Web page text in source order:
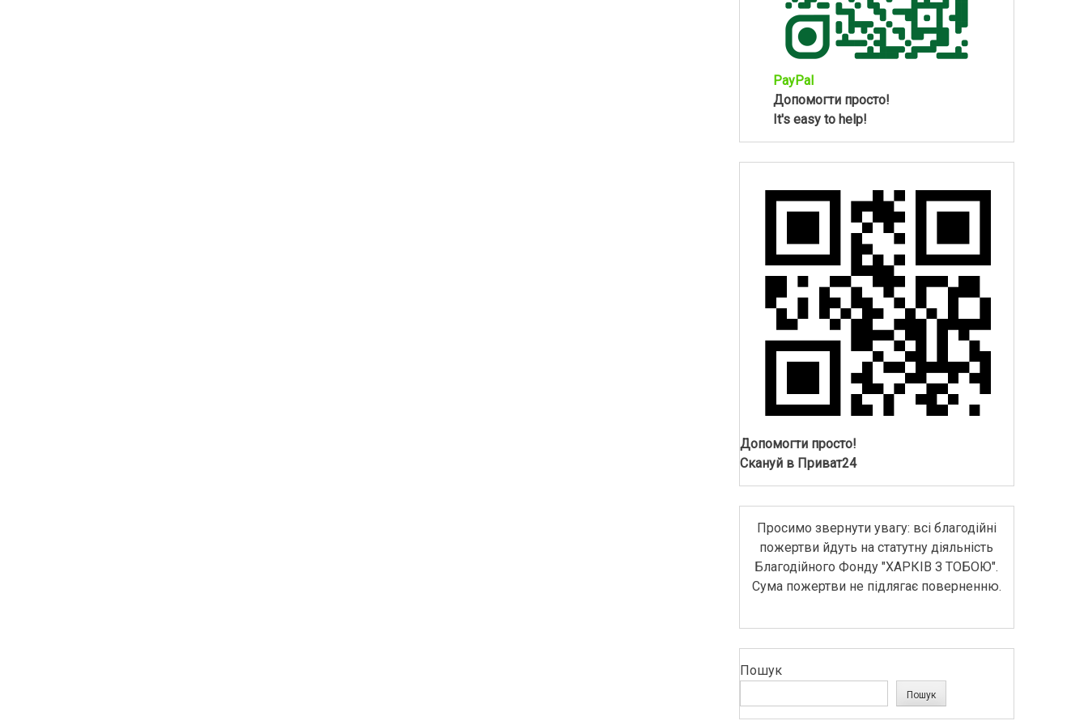
PayPal
Допомогти просто!
It's easy to help!
Допомогти просто!
Скануй в Приват24
Просимо звернути увагу: всі благодійні
пожертви йдуть на статутну діяльність
Благодійного Фонду "ХАРКІВ З ТОБОЮ".
Сума пожертви не підлягає поверненню.
Пошук
Пошук